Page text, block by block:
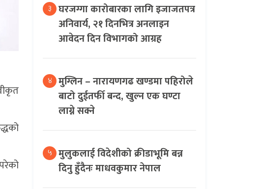
३ घरजग्गा कारोबारका लागि इजाजतपत्र
अनिवार्य, २१ दिनभित्र अनलाइन
आवेदन दिन विभागको आग्रह
४ मुग्लिन – नारायणगढ खण्डमा पहिरोले
बाटो दुईतर्फी बन्द, खुल्न एक घण्टा
लाग्ने सक्ने
५ मुलुकलाई विदेशीको क्रीडाभूमि बन्न
दिनु हुँदैनः माधवकुमार नेपाल